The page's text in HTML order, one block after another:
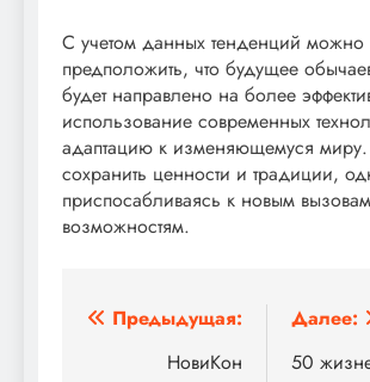
С учетом данных тенденций можно
предположить, что будущее
будет направлено на более
использование современных
адаптацию к изменяющемуся
сохранить ценности и традиции,
приспосабливаясь к новым
возможностям.
Навигация
Предыдущая:
НовиКон
Далее:
50